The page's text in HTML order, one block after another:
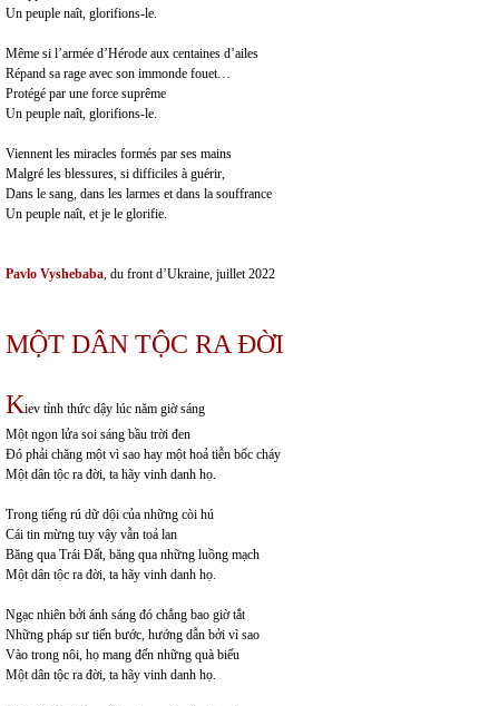
Un peuple naît, glorifions-le.
Même si l’armée d’Hérode aux centaines d’ailes
Répand sa rage avec son immonde fouet…
Protégé par une force suprême
Un peuple naît, glorifions-le.
Viennent les miracles formés par ses mains
Malgré les blessures, si difficiles à guérir,
Dans le sang, dans les larmes et dans la souffrance
Un peuple naît, et je le glorifie.
Pavlo Vyshebaba, du front d’Ukraine, juillet 2022
MỘT DÂN TỘC RA ĐỜI
Kiev tỉnh thức dậy lúc năm giờ sáng
Một ngọn lửa soi sáng bầu trời đen
Đó phải chăng một vì sao hay một hoả tiễn bốc cháy
Một dân tộc ra đời, ta hãy vinh danh họ.
Trong tiếng rú dữ dội của những còi hú
Cái tin mừng tuy vậy vẫn toả lan
Băng qua Trái Đất, băng qua những luồng mạch
Một dân tộc ra đời, ta hãy vinh danh họ.
Ngạc nhiên bởi ánh sáng đó chẳng bao giờ tắt
Những pháp sư tiến bước, hướng dẫn bởi vì sao
Vào trong nôi, họ mang đến những quà biếu
Một dân tộc ra đời, ta hãy vinh danh họ.